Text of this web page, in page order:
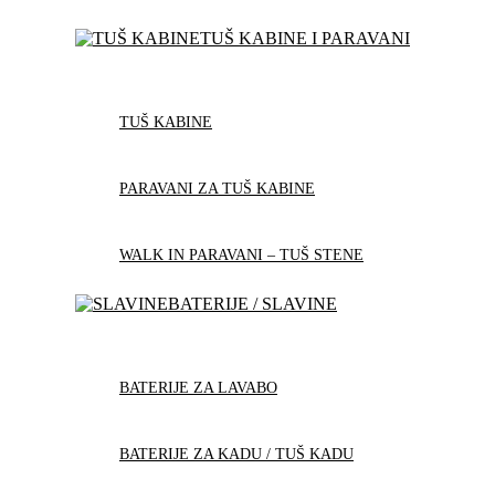
TUŠ KABINE I PARAVANI
TUŠ KABINE
PARAVANI ZA TUŠ KABINE
WALK IN PARAVANI – TUŠ STENE
BATERIJE / SLAVINE
BATERIJE ZA LAVABO
BATERIJE ZA KADU / TUŠ KADU